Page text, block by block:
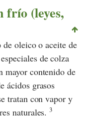
frío (leyes,
oleico o aceite de
de colza
mayor contenido de
ácidos grasos
tratan con vapor y
naturales.3